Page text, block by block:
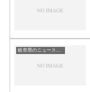
岐阜県のニュース一覧